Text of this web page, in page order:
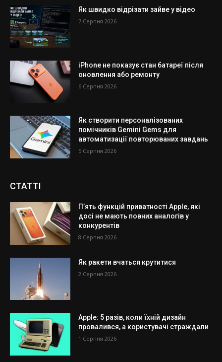
Як швидко відрізати зайве у відео
7 Серпня 2026
iPhone не показує стан батареї після
оновлення або ремонту
6 Серпня 2026
Як створити персоналізованих
помічників Gemini Gems для
автоматизації повторюваних завдань
5 Серпня 2026
СТАТТІ
П’ять функцій приватності Apple, які
досі не мають повних аналогів у
конкурентів
8 Серпня 2026
Як ракети вчаться крутитися
2 Серпня 2026
Apple: 5 разів, коли їхній дизайн
провалився, а користувачі страждали
1 Серпня 2026